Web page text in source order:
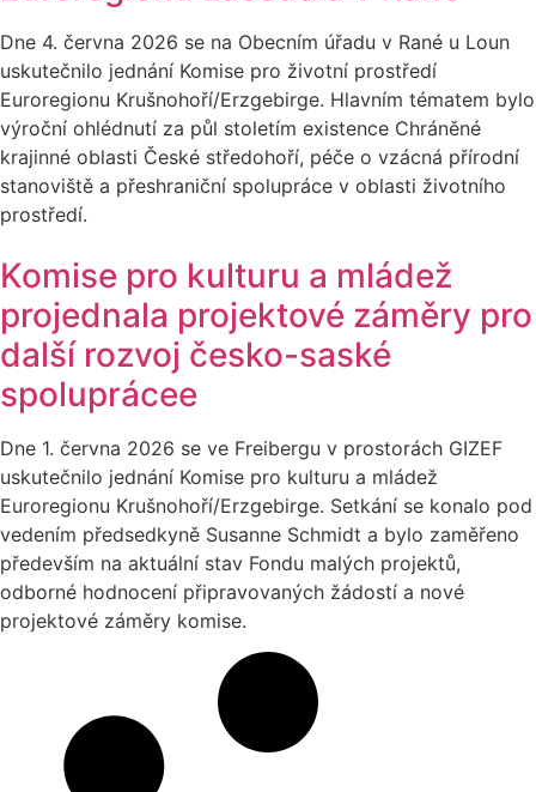
Dne 4. června 2026 se na Obecním úřadu v Rané u Loun
uskutečnilo jednání Komise pro životní prostředí
Euroregionu Krušnohoří/Erzgebirge. Hlavním tématem bylo
výroční ohlédnutí za půl stoletím existence Chráněné
krajinné oblasti České středohoří, péče o vzácná přírodní
stanoviště a přeshraniční spolupráce v oblasti životního
prostředí.
Komise pro kulturu a mládež
projednala projektové záměry pro
další rozvoj česko-saské
spoluprácee
Dne 1. června 2026 se ve Freibergu v prostorách GIZEF
uskutečnilo jednání Komise pro kulturu a mládež
Euroregionu Krušnohoří/Erzgebirge. Setkání se konalo pod
vedením předsedkyně Susanne Schmidt a bylo zaměřeno
především na aktuální stav Fondu malých projektů,
odborné hodnocení připravovaných žádostí a nové
projektové záměry komise.